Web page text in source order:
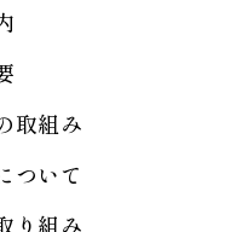
取組み
ついて
り組み